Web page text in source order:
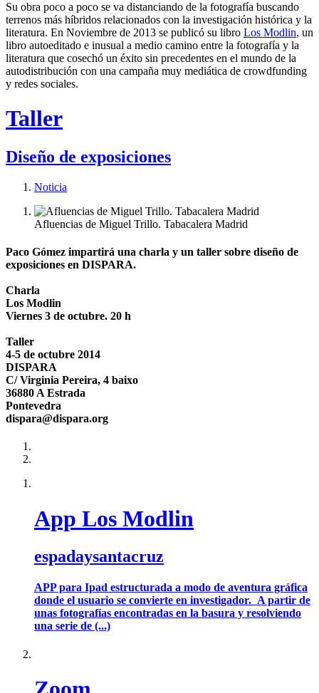
Su obra poco a poco se va distanciando de la fotografía buscando
terrenos más híbridos relacionados con la investigación histórica y la
literatura. En Noviembre de 2013 se publicó su libro Los Modlin, un
libro autoeditado e inusual a medio camino entre la fotografía y la
literatura que cosechó un éxito sin precedentes en el mundo de la
autodistribución con una campaña muy mediática de crowdfunding
y redes sociales.
Taller
Diseño de exposiciones
Noticia
Afluencias de Miguel Trillo. Tabacalera Madrid
Paco Gómez impartirá una charla y un taller sobre diseño de
exposiciones en DISPARA.
Charla
Los Modlin
Viernes 3 de octubre. 20 h
Taller
4-5 de octubre 2014
DISPARA
C/ Virginia Pereira, 4 baixo
36880 A Estrada
Pontevedra
dispara@dispara.org
App Los Modlin
espadaysantacruz
APP para Ipad estructurada a modo de aventura gráfica
donde el usuario se convierte en investigador. A partir de
unas fotografías encontradas en la basura y resolviendo
una serie de (...)